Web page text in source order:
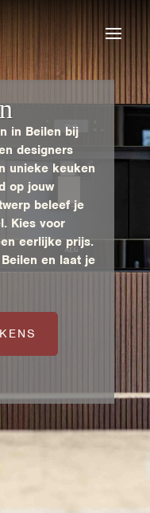
in Beilen bij
designers
unieke keuken
op jouw
beleef je
Kies voor
eerlijke prijs.
en laat je